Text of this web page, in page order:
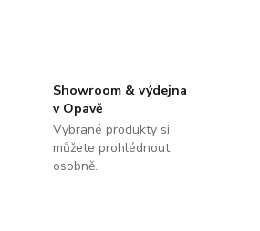
Showroom & výdejna
v Opavě
Vybrané produkty si
můžete prohlédnout
osobně.